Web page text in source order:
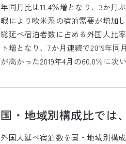
年同月比は11.4％増となり、3か月
暇により欧米系の宿泊需要が増加
総延べ宿泊者数に占める外国人比
ト増となり、7か月連続で2019年
が高かった2019年4月の60.0％に次
国・地域別構成比では
外国人延べ宿泊数を国・地域別構